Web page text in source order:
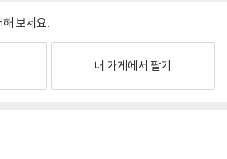
보세요.
내 가게에서 팔기